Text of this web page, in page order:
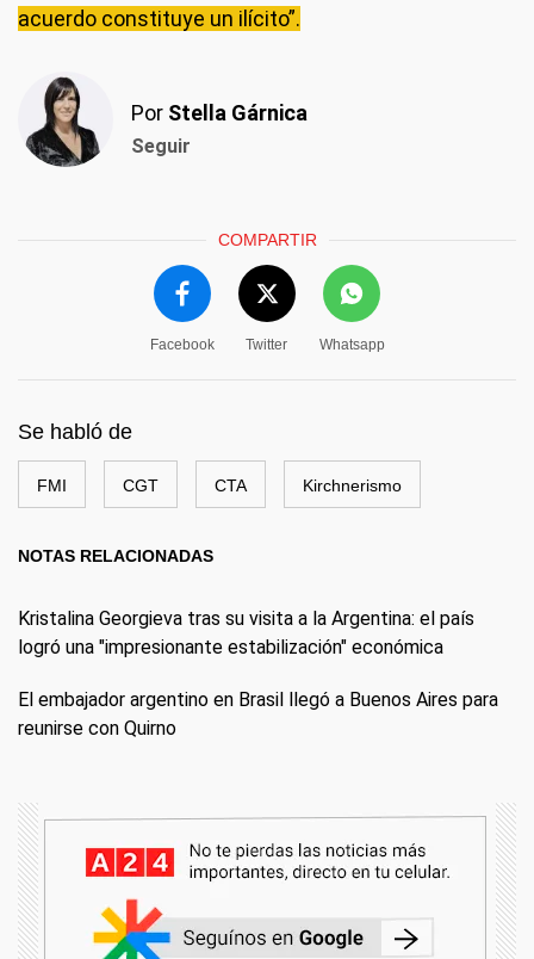
acuerdo constituye un ilícito”.
Por Stella Gárnica
Seguir
COMPARTIR
Facebook Twitter Whatsapp
Se habló de
FMI CGT CTA Kirchnerismo
NOTAS RELACIONADAS
Kristalina Georgieva tras su visita a la Argentina: el país
logró una "impresionante estabilización" económica
El embajador argentino en Brasil llegó a Buenos Aires para
reunirse con Quirno